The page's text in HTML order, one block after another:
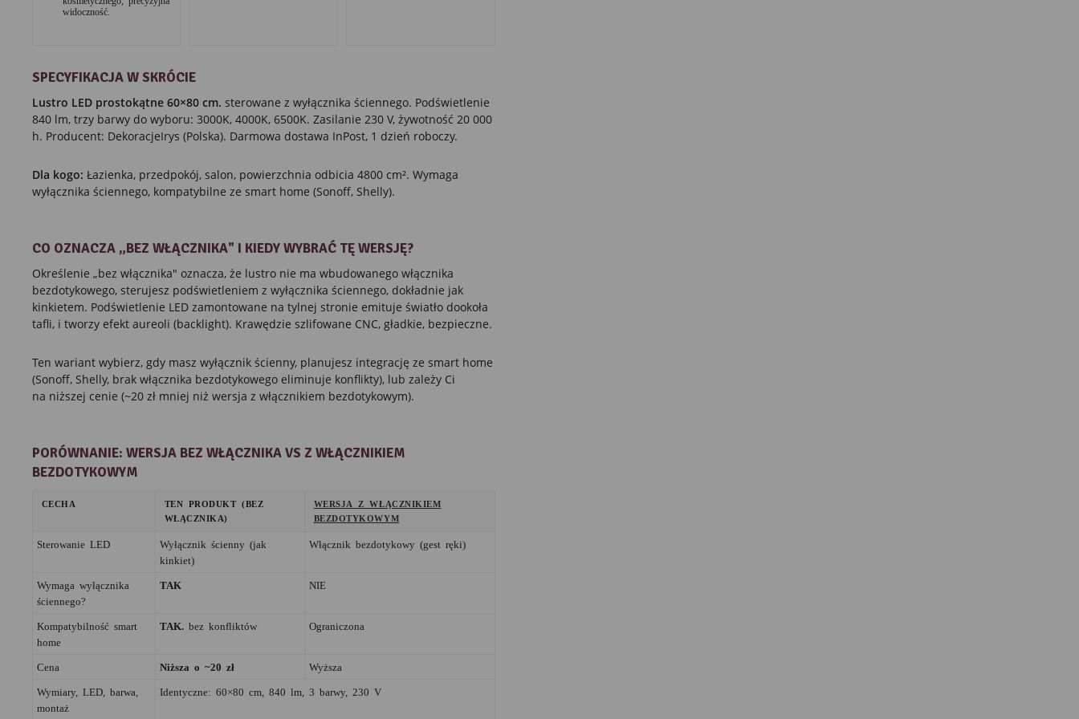
widoczność.
SPECYFIKACJA W SKRÓCIE
Lustro LED prostokątne 60×80 cm. sterowane z wyłącznika ściennego. Podświetlenie
840 lm, trzy barwy do wyboru: 3000K, 4000K, 6500K. Zasilanie 230 V, żywotność 20 000
h. Producent: DekoracjeIrys (Polska). Darmowa dostawa InPost, 1 dzień roboczy.
Dla kogo: Łazienka, przedpokój, salon, powierzchnia odbicia 4800 cm². Wymaga
wyłącznika ściennego, kompatybilne ze smart home (Sonoff, Shelly).
CO OZNACZA „BEZ WŁĄCZNIKA" I KIEDY WYBRAĆ TĘ WERSJĘ?
Określenie „bez włącznika" oznacza, że lustro nie ma wbudowanego włącznika
bezdotykowego, sterujesz podświetleniem z wyłącznika ściennego, dokładnie jak
kinkietem. Podświetlenie LED zamontowane na tylnej stronie emituje światło dookoła
tafli, i tworzy efekt aureoli (backlight). Krawędzie szlifowane CNC, gładkie, bezpieczne.
Ten wariant wybierz, gdy masz wyłącznik ścienny, planujesz integrację ze smart home
(Sonoff, Shelly, brak włącznika bezdotykowego eliminuje konflikty), lub zależy Ci
na niższej cenie (~20 zł mniej niż wersja z włącznikiem bezdotykowym).
PORÓWNANIE: WERSJA BEZ WŁĄCZNIKA VS Z WŁĄCZNIKIEM
BEZDOTYKOWYM
CECHA
TEN PRODUKT (BEZ
WŁĄCZNIKA)
WERSJA Z WŁĄCZNIKIEM
BEZDOTYKOWYM
Sterowanie LED
Wyłącznik ścienny (jak
kinkiet)
Włącznik bezdotykowy (gest ręki)
Wymaga wyłącznika
ściennego?
TAK NIE
Kompatybilność smart
home
TAK. bez konfliktów Ograniczona
Cena Niższa o ~20 zł Wyższa
Wymiary, LED, barwa,
montaż
Identyczne: 60×80 cm, 840 lm, 3 barwy, 230 V